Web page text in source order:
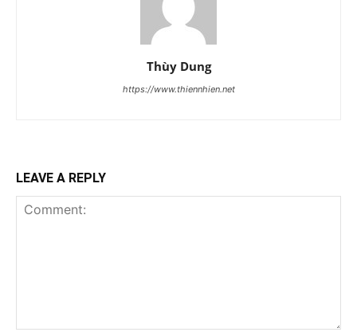
Thùy Dung
https://www.thiennhien.net
LEAVE A REPLY